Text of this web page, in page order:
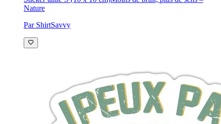
Nature
Par ShirtSavvy